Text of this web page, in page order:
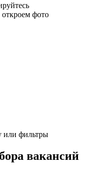
фото
или фильтры
вакансий